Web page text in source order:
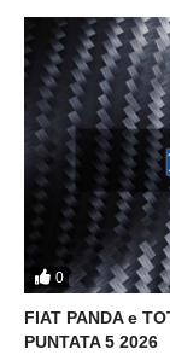
0
FIAT PANDA e
PUNTATA 5 2026